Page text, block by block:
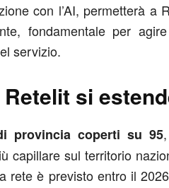
con l’AI, permetterà a
fondamentale per
servizio.
si
provincia coperti su 95
capillare sul territorio
rete è previsto entro il